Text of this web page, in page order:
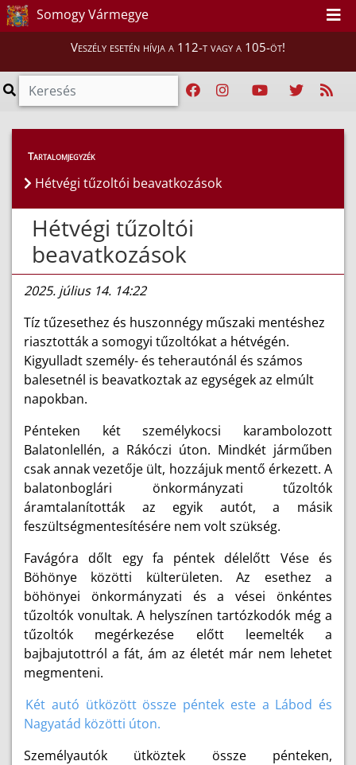
Somogy Vármegye
Veszély esetén hívja a 112-t vagy a 105-öt!
Híreink > Hírek
Tartalomjegyzék
Hétvégi tűzoltói beavatkozások
Hétvégi tűzoltói
beavatkozások
2025. július 14. 14:22
Tíz tűzesethez és huszonnégy műszaki mentéshez
riasztották a somogyi tűzoltókat a hétvégén.
Kigyulladt személy- és teherautónál és számos
balesetnél is beavatkoztak az egységek az elmúlt
napokban.
Pénteken két személykocsi karambolozott
Balatonlellén, a Rákóczi úton. Mindkét járműben
csak annak vezetője ült, hozzájuk mentő érkezett. A
balatonboglári önkormányzati tűzoltók
áramtalanították az egyik autót, a másik
feszültségmentesítésére nem volt szükség.
Favágóra dőlt egy fa péntek délelőtt Vése és
Böhönye közötti külterületen. Az esethez a
böhönyei önkormányzati és a vései önkéntes
tűzoltók vonultak. A helyszínen tartózkodók még a
tűzoltók megérkezése előtt leemelték a
bajbajutottról a fát, ám az életét már nem lehetet
megmenteni.
Két autó ütközött össze péntek este a Lábod és
Nagyatád közötti úton.
Személyautók ütköztek össze pénteken,